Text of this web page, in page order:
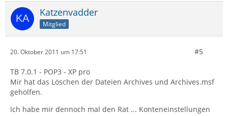
Katzenvadder
Mitglied
20. Oktober 2011 um 17:51 #5
TB 7.0.1 - POP3 - XP pro
Mir hat das Löschen der Dateien Archives und Archives.msf
geholfen.
Ich habe mir dennoch mal den Rat ... Konteneinstellungen